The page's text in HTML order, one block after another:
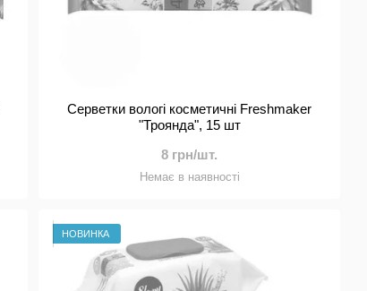
Серветки вологі косметичні Freshmaker
"Троянда", 15 шт
8 грн/шт.
Немає в наявності
НОВИНКА